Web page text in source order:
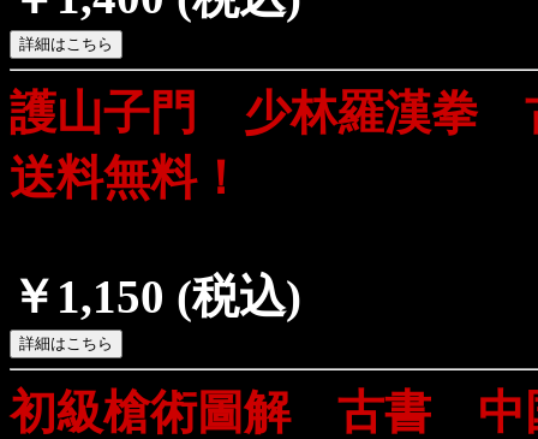
護山子門 少林羅漢
送料無料！
￥1,150 (税込)
初級槍術圖解 古書